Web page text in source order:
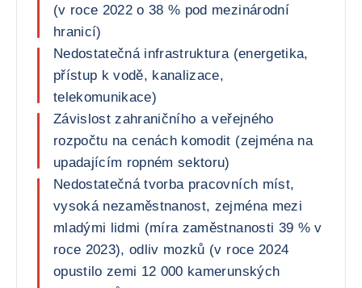
(v roce 2022 o 38 % pod mezinárodní
hranicí)
Nedostatečná infrastruktura (energetika,
přístup k vodě, kanalizace,
telekomunikace)
Závislost zahraničního a veřejného
rozpočtu na cenách komodit (zejména na
upadajícím ropném sektoru)
Nedostatečná tvorba pracovních míst,
vysoká nezaměstnanost, zejména mezi
mladými lidmi (míra zaměstnanosti 39 % v
roce 2023), odliv mozků (v roce 2024
opustilo zemi 12 000 kamerunských